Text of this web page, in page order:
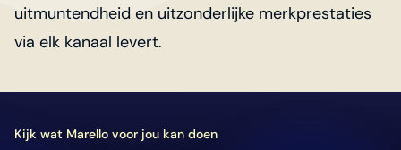
uitmuntendheid en uitzonderlijke merkprestaties
via elk kanaal levert.
Kijk wat Marello voor jou kan doen